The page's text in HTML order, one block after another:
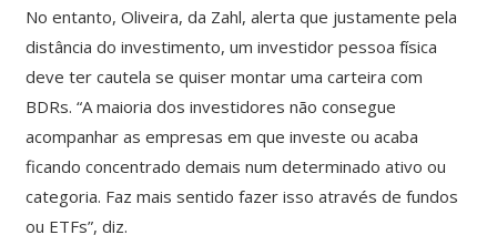
No entanto, Oliveira, da Zahl, alerta que justamente pela
distância do investimento, um investidor pessoa física
deve ter cautela se quiser montar uma carteira com
BDRs. “A maioria dos investidores não consegue
acompanhar as empresas em que investe ou acaba
ficando concentrado demais num determinado ativo ou
categoria. Faz mais sentido fazer isso através de fundos
ou ETFs”, diz.